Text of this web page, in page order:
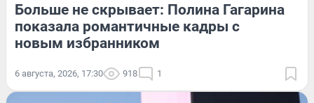
Больше не скрывает: Полина Гагарина
показала романтичные кадры с
новым избранником
6 августа, 2026, 17:30 918 1